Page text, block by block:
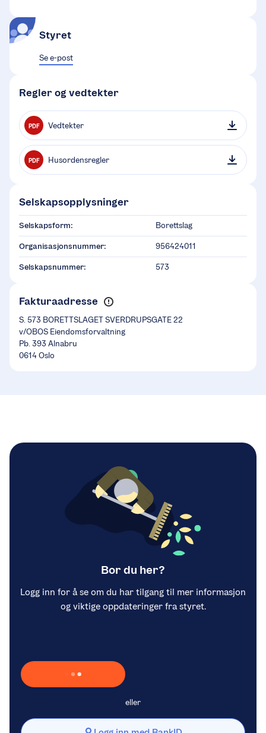
Styret
Se e-post
Regler og vedtekter
PDF Vedtekter
PDF Husordensregler
Selskapsopplysninger
Selskapsform: Borettslag
Organisasjonsnummer: 956424011
Selskapsnummer: 573
Fakturaadresse
S. 573 BORETTSLAGET SVERDRUPSGATE 22
v/OBOS Eiendomsforvaltning
Pb. 393 Alnabru
0614 Oslo
Bor du her?
Logg inn for å se om du har tilgang til mer informasjon
og viktige oppdateringer fra styret.
Laster inn Vipps …
eller